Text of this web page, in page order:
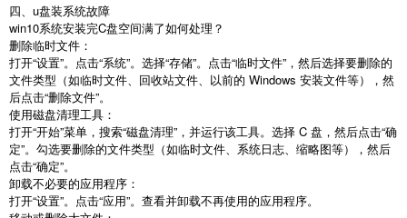
四、 u盘装系统故障
win10系统安装完C盘空间满了如何处理？
删除临时文件：
打开“设置”。点击“系统”。选择“存储”。点击“临时文件”，然后选择要删除的
文件类型（如临时文件、回收站文件、以前的 Windows 安装文件等），然
后点击“删除文件”。
使用磁盘清理工具：
打开“开始”菜单，搜索“磁盘清理”，并运行该工具。选择 C 盘，然后点击“确
定”。勾选要删除的文件类型（如临时文件、系统日志、缩略图等），然后
点击“确定”。
卸载不必要的应用程序：
打开“设置”。点击“应用”。查看并卸载不再使用的应用程序。